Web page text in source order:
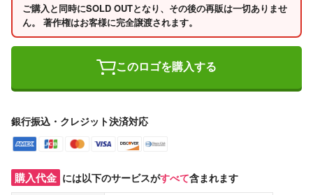
ご購入と同時にSOLD OUTとなり、その後の再販は一切ありませ
ん。 著作権はお客様に完全譲渡されます。
このロゴを購入する
銀行振込・クレジット決済対応
購入代金 には以下のサービスがすべて含まれます